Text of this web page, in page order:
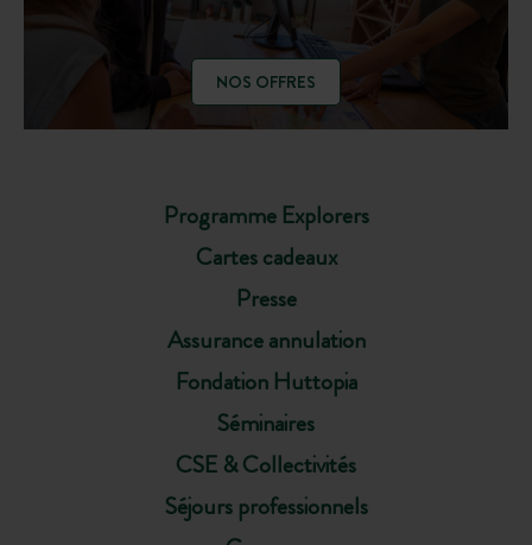
Programme Explorers
Cartes cadeaux
Presse
Assurance annulation
Fondation Huttopia
Séminaires
CSE & Collectivités
Séjours professionnels
NOS OFFRES